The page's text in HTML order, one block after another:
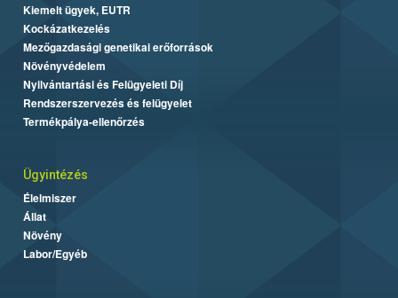
Kiemelt ügyek, EUTR
Kockázatkezelés
Mezőgazdasági genetikai erőforrások
Növényvédelem
Nyilvántartási és Felügyeleti Díj
Rendszerszervezés és felügyelet
Termékpálya-ellenőrzés
Ügyintézés
Élelmiszer
Állat
Növény
Labor/Egyéb